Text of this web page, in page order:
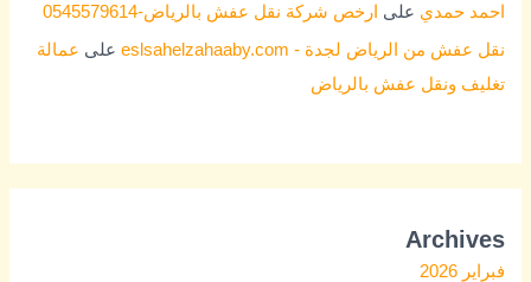
احمد حمدي على ارخص شركة نقل عفش بالرياض-0545579614
نقل عفش من الرياض لجدة - eslsahelzahaaby.com على عمالة
تغليف ونقل عفش بالرياض
Archives
فبراير 2026